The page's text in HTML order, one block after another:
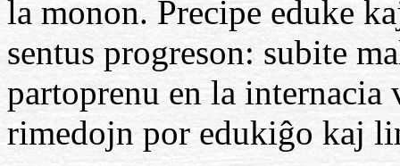
la monon. Precipe eduke
sentus progreson: subite
partoprenu en la
rimedojn por edukiĝo kaj